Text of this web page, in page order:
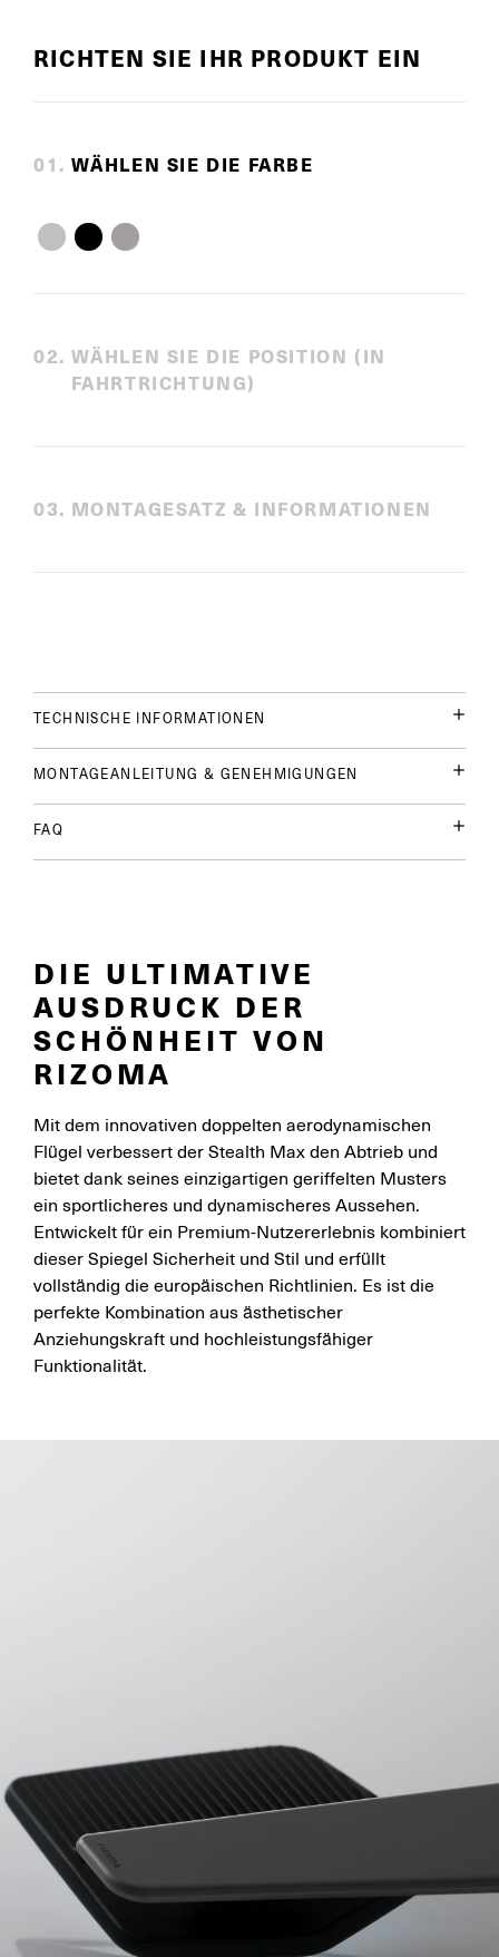
RICHTEN SIE IHR PRODUKT EIN
01 . WÄHLEN SIE DIE FARBE
02. WÄHLEN SIE DIE POSITION (IN
FAHRTRICHTUNG)
03. MONTAGESATZ & INFORMATIONEN
TECHNISCHE INFORMATIONEN
MONTAGEANLEITUNG & GENEHMIGUNGEN
FAQ
DIE ULTIMATIVE
AUSDRUCK DER
SCHÖNHEIT VON
RIZOMA
Mit dem innovativen doppelten aerodynamischen
Flügel verbessert der Stealth Max den Abtrieb und
bietet dank seines einzigartigen geriffelten Musters
ein sportlicheres und dynamischeres Aussehen.
Entwickelt für ein Premium-Nutzererlebnis kombiniert
dieser Spiegel Sicherheit und Stil und erfüllt
vollständig die europäischen Richtlinien. Es ist die
perfekte Kombination aus ästhetischer
Anziehungskraft und hochleistungsfähiger
Funktionalität.